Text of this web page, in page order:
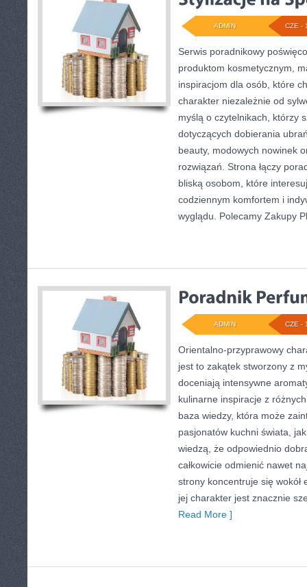
CZE -
ADMIN
Serwis poradnikowy
produktom kosmetycznym,
inspiracjom dla osób, które
charakter niezależnie od
myślą o czytelnikach, którzy
dotyczących dobierania
beauty, modowych nowinek
rozwiązań. Strona łączy
bliską osobom, które
codziennym komfortem i
wyglądu. Polecamy Zakupy
CZE -
ADMIN
Orientalno-przyprawowy
jest to zakątek stworzony z
doceniają intensywne
kulinarne inspiracje z
baza wiedzy, która może
pasjonatów kuchni świata,
wiedzą, że odpowiednio
całkowicie odmienić nawet
strony koncentruje się wokół
jej charakter jest znacznie
Read More ]